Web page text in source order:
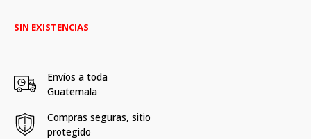
SIN EXISTENCIAS
Envíos a toda
Guatemala
Compras seguras, sitio
protegido